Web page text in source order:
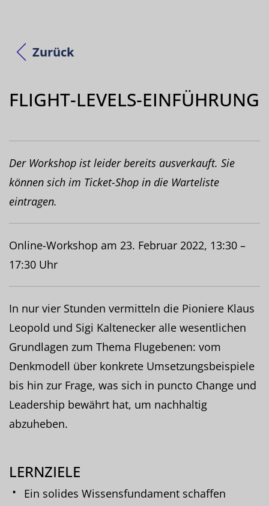
Zurück
FLIGHT-LEVELS-EINFÜHRUNG
Der Workshop ist leider bereits ausverkauft. Sie
können sich im Ticket-Shop in die Warteliste
eintragen.
Online-Workshop am 23. Februar 2022, 13:30 –
17:30 Uhr
In nur vier Stunden vermitteln die Pioniere Klaus
Leopold und Sigi Kaltenecker alle wesentlichen
Grundlagen zum Thema Flugebenen: vom
Denkmodell über konkrete Umsetzungsbeispiele
bis hin zur Frage, was sich in puncto Change und
Leadership bewährt hat, um nachhaltig
abzuheben.
LERNZIELE
Ein solides Wissensfundament schaffen